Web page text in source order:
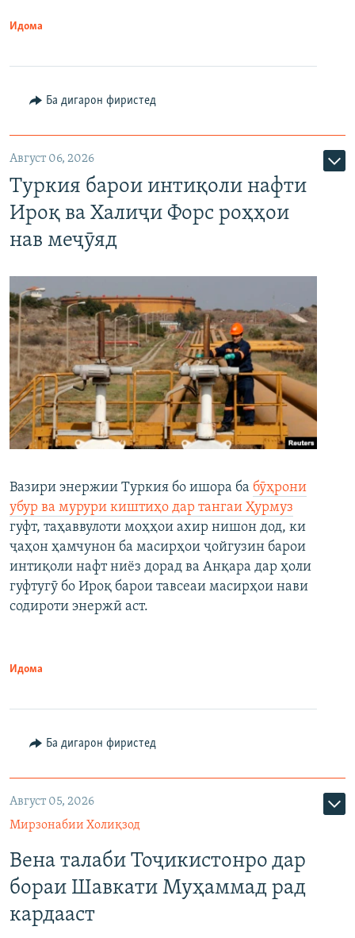
Идома
Ба дигарон фиристед
Август 06, 2026
Туркия барои интиқоли нафти
Ироқ ва Халиҷи Форс роҳҳои
нав меҷӯяд
Вазири энержии Туркия бо ишора ба бӯҳрони
убур ва мурури киштиҳо дар тангаи Ҳурмуз
гуфт, таҳаввулоти моҳҳои ахир нишон дод, ки
ҷаҳон ҳамчунон ба масирҳои ҷойгузин барои
интиқоли нафт ниёз дорад ва Анқара дар ҳоли
гуфтугӯ бо Ироқ барои тавсеаи масирҳои нави
содироти энержӣ аст.
Идома
Ба дигарон фиристед
Август 05, 2026
Мирзонабии Холиқзод
Вена талаби Тоҷикистонро дар
бораи Шавкати Муҳаммад рад
кардааст